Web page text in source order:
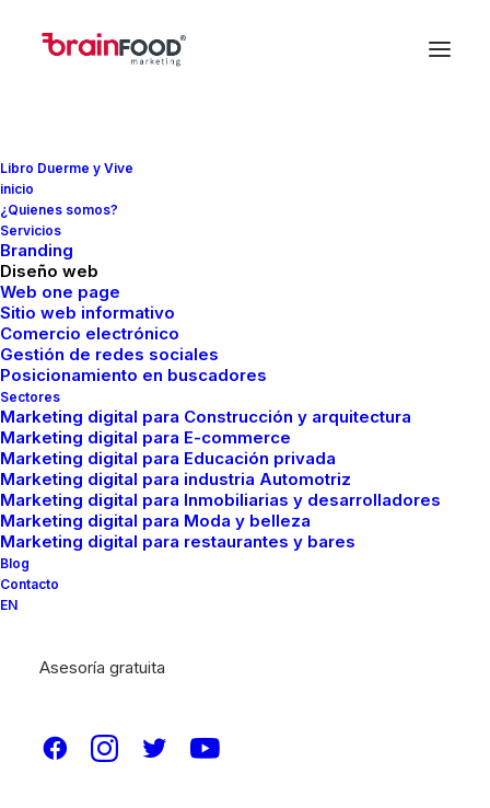
Libro Duerme y Vive
inicio
¿Quienes somos?
Servicios
Branding
Diseño web
Web one page
Sitio web informativo
Comercio electrónico
Gestión de redes sociales
Posicionamiento en buscadores
Sectores
Marketing digital para Construcción y arquitectura
Marketing digital para E-commerce
Marketing digital para Educación privada
Marketing digital para industria Automotriz
Marketing digital para Inmobiliarias y desarrolladores
Marketing digital para Moda y belleza
Marketing digital para restaurantes y bares
Blog
Contacto
EN
Asesoría gratuita
Agenciademarketing
digitalenGuanajuato